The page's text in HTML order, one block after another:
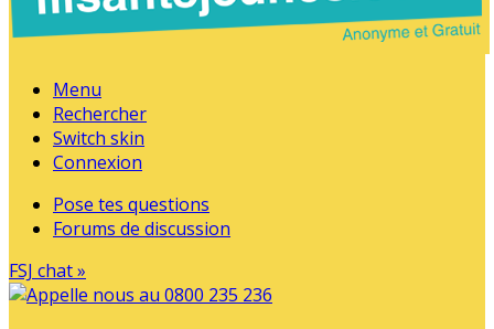
Menu
Rechercher
Switch skin
Connexion
Pose tes questions
Forums de discussion
FSJ chat »